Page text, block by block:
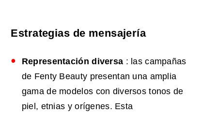
Estrategias de mensajería
Representación diversa : las campañas
de Fenty Beauty presentan una amplia
gama de modelos con diversos tonos de
piel, etnias y orígenes. Esta